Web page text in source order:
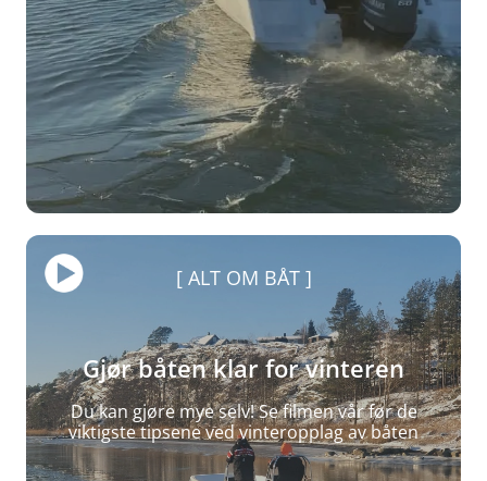
ALT OM BÅT
Gjør båten klar for vinteren
Du kan gjøre mye selv! Se filmen vår før de
viktigste tipsene ved vinteropplag av båten